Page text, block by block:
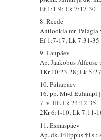
Ef 1:1-9; Lk 7:17-30
8. Reede
Antiookia mr. Pelagia
Ef 1:7-17; Lk 7:31-35
9. Laupäev
Ap. Jaakobus Alfeuse
1Kr 10:23-28; Lk
10. Pühapäev
16. pp. Mr-d Eulampi
7. v. HE Lk 24:12-35.
2Kr 6:1-10; Lk 7:11-
11. Esmaspäev
Ap. dk. Filippus †I s.;